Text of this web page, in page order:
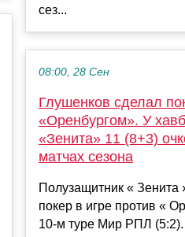
сез...
08:00, 28 Сен
Глушенков сделал
«Оренбургом». У
«Зенита» 11 (8+3)
матчах сезона
Полузащитник « Зенита
покер в игре против «
10-м туре Мир РПЛ (5:2).